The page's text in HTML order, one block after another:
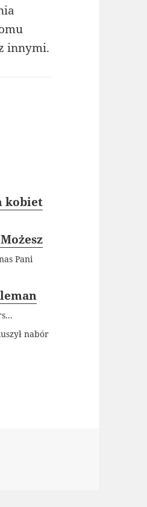
innymi.
kobiet
Pani
nabór